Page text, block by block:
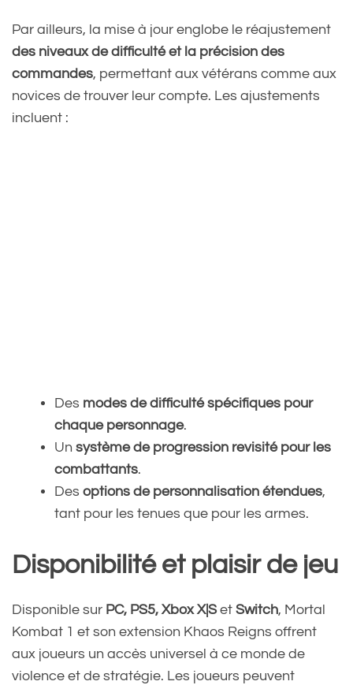
September 4, 2024
Par ailleurs, la mise à jour englobe le réajustement
des niveaux de difficulté et la précision des
commandes, permettant aux vétérans comme aux
novices de trouver leur compte. Les ajustements
incluent :
Des modes de difficulté spécifiques pour
chaque personnage.
Un système de progression revisité pour les
combattants.
Des options de personnalisation étendues,
tant pour les tenues que pour les armes.
Disponibilité et plaisir de jeu
Disponible sur PC, PS5, Xbox X|Set Switch, Mortal
Kombat 1 et son extension Khaos Reigns offrent
aux joueurs un accès universel à ce monde de
violence et de stratégie. Les joueurs peuvent